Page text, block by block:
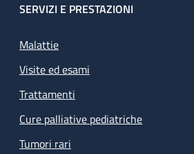
SERVIZI E PRESTAZIONI
Malattie
Visite ed esami
Trattamenti
Cure palliative pediatriche
Tumori rari